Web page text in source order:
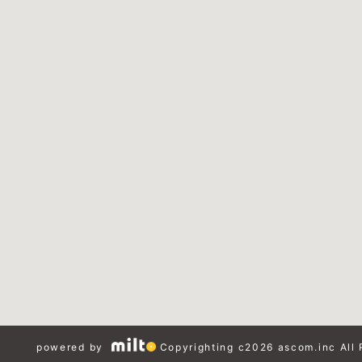
powered by Copyrighting c2026 ascom.inc All